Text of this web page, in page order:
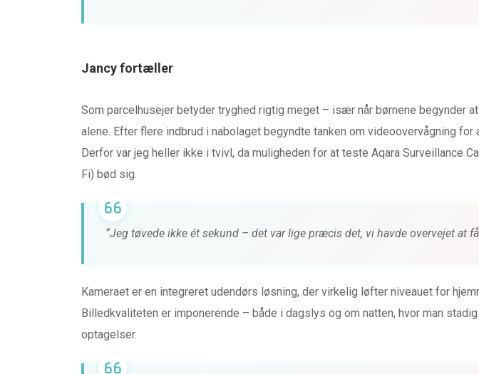
Jancy fortæller
Som parcelhusejer betyder tryghed rigtig meget – især når børnene begynder
alene. Efter flere indbrud i nabolaget begyndte tanken om videoovervågning for
Derfor var jeg heller ikke i tvivl, da muligheden for at teste Aqara Surveillance
Fi) bød sig.
“Jeg tøvede ikke ét sekund – det var lige præcis det, vi havde overvejet at
Kameraet er en integreret udendørs løsning, der virkelig løfter niveauet for
Billedkvaliteten er imponerende – både i dagslys og om natten, hvor man
optagelser.
LOUNGE fra MIIEGO
0 kommentarer 4 måneder siden 0